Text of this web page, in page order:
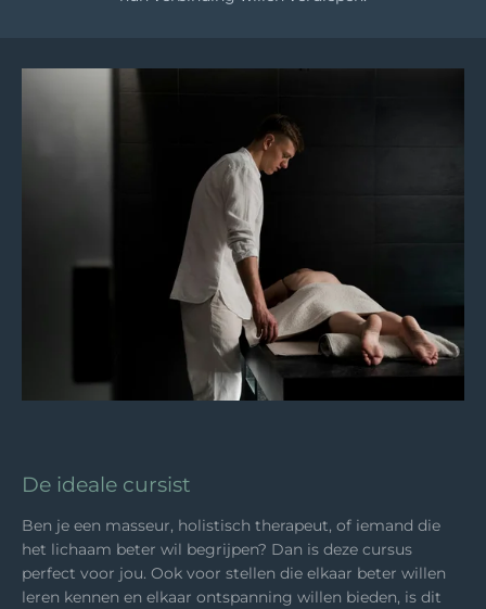
De ideale cursist
Ben je een masseur, holistisch therapeut, of iemand die
het lichaam beter wil begrijpen? Dan is deze cursus
perfect voor jou. Ook voor stellen die elkaar beter willen
leren kennen en elkaar ontspanning willen bieden, is dit